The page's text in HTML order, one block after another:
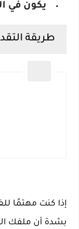
يكون في
طريقة
إذا كنت مهتمًا
بشدة أن ملفك